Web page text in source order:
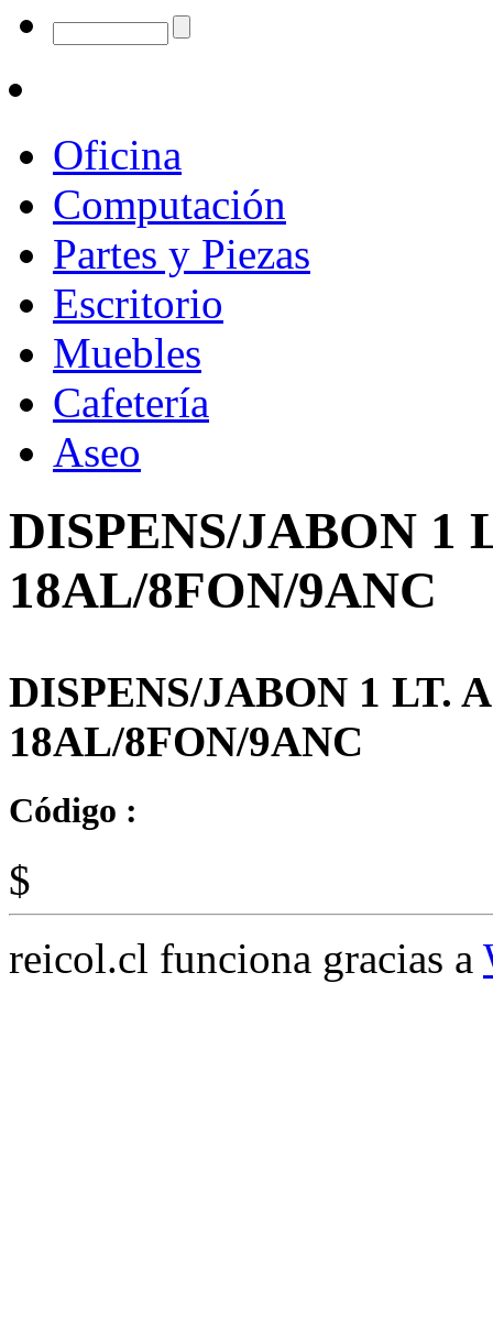
Oficina
Computación
Partes y Piezas
Escritorio
Muebles
Cafetería
Aseo
DISPENS/JABON 1
18AL/8FON/9ANC
DISPENS/JABON 1 LT.
18AL/8FON/9ANC
Código :
$
reicol.cl funciona gracias a